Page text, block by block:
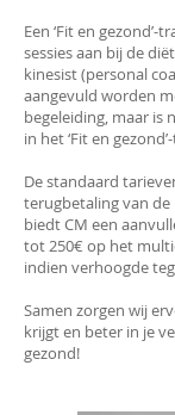
Een ‘Fit en
sessies aan bij de
kinesist (personal
aangevuld worden
begeleiding, maar is
in het ‘Fit en
De standaard
terugbetaling van
biedt CM een
tot 250€ op het
indien verhoogde
Samen zorgen wij
krijgt en beter in je
gezond!